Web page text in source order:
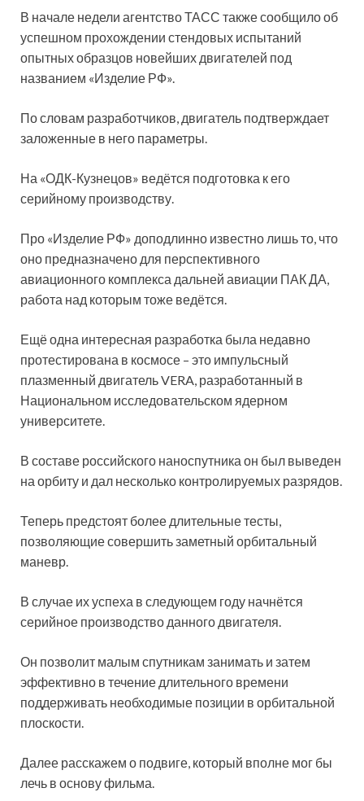
В начале недели агентство ТАСС также сообщило об
успешном прохождении стендовых испытаний
опытных образцов новейших двигателей под
названием «Изделие РФ».
По словам разработчиков, двигатель подтверждает
заложенные в него параметры.
На «ОДК-Кузнецов» ведётся подготовка к его
серийному производству.
Про «Изделие РФ» доподлинно известно лишь то, что
оно предназначено для перспективного
авиационного комплекса дальней авиации ПАК ДА,
работа над которым тоже ведётся.
Ещё одна интересная разработка была недавно
протестирована в космосе – это импульсный
плазменный двигатель VERA, разработанный в
Национальном исследовательском ядерном
университете.
В составе российского наноспутника он был выведен
на орбиту и дал несколько контролируемых разрядов.
Теперь предстоят более длительные тесты,
позволяющие совершить заметный орбитальный
маневр.
В случае их успеха в следующем году начнётся
серийное производство данного двигателя.
Он позволит малым спутникам занимать и затем
эффективно в течение длительного времени
поддерживать необходимые позиции в орбитальной
плоскости.
Далее расскажем о подвиге, который вполне мог бы
лечь в основу фильма.